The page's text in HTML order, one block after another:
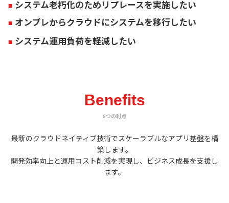
システム老朽化のためリプレースを実施したい
オンプレからクラウドにシステムを移行したい
システム運用負荷を軽減したい
Benefits
6つの利点
最新のクラウドネイティブ技術でスケーラブルなアプリ基盤を構
築します。
開発効率向上と運用コスト削減を実現し、ビジネス成長を支援し
ます。